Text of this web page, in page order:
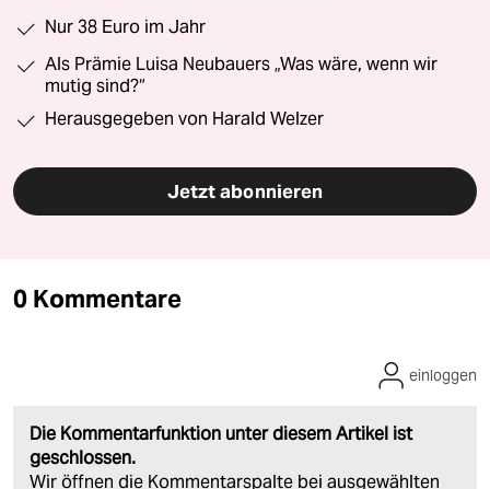
Nur 38 Euro im Jahr
Als Prämie Luisa Neubauers „Was wäre, wenn wir
mutig sind?“
Herausgegeben von Harald Welzer
Jetzt abonnieren
0 Kommentare
Die Kommentarfunktion unter diesem Artikel ist
geschlossen.
Wir öffnen die Kommentarspalte bei ausgewählten
einloggen